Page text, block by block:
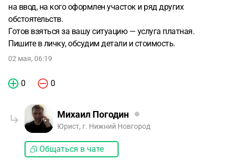
на ввод, на кого оформлен участок и ряд других
обстоятельств.
Готов взяться за вашу ситуацию — услуга платная.
Пишите в личку, обсудим детали и стоимость.
02 мая, 06:19
0 0
Михаил Погодин
Юрист, г. Нижний Новгород
Общаться в чате